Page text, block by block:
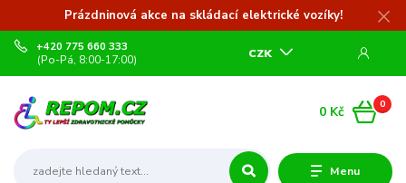
Prázdninová akce na skládací elektrické vozíky!
Menu
CZK
+420 775 660 333
(Po-Pá, 8:00-17:00)
0
0 Kč